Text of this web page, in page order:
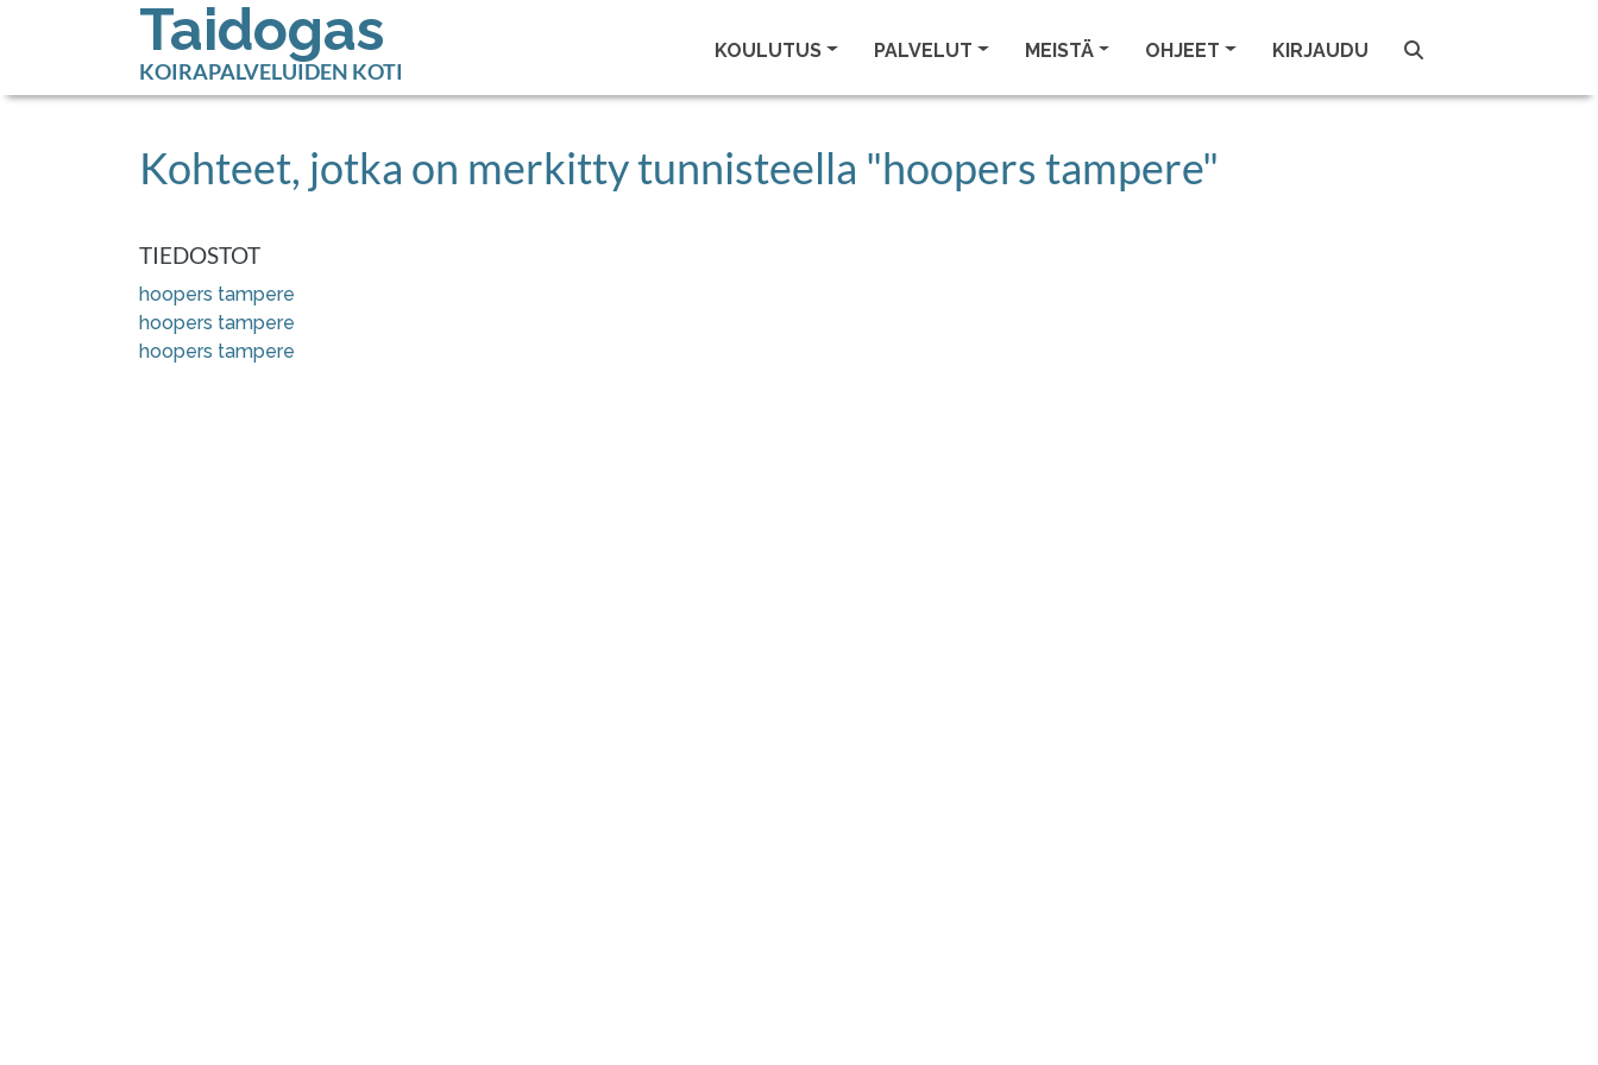
Taidogas
KOIRAPALVELUIDEN KOTI
KOULUTUS PALVELUT MEISTÄ OHJEET KIRJAUDU
Kohteet, jotka on merkitty tunnisteella "hoopers tampere"
TIEDOSTOT
hoopers tampere
hoopers tampere
hoopers tampere